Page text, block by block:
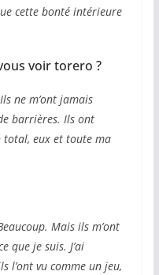
cette bonté intérieure
voir torero ?
ne m’ont jamais
barrières. Ils ont
total, eux et toute ma
Mais ils m’ont
que je suis. J’ai
l’ont vu comme un jeu,